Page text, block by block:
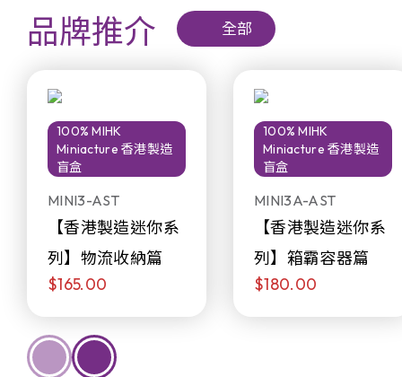
品牌推介 全部
100% MIHK
Miniacture 香港製造
盲盒
MINI3-AST
【香港製造迷你系
列】物流收納篇
$165.00
100% MIHK
Miniacture 香港製造
盲盒
MINI3A-AST
【香港製造迷你系
列】箱霸容器篇
$180.00